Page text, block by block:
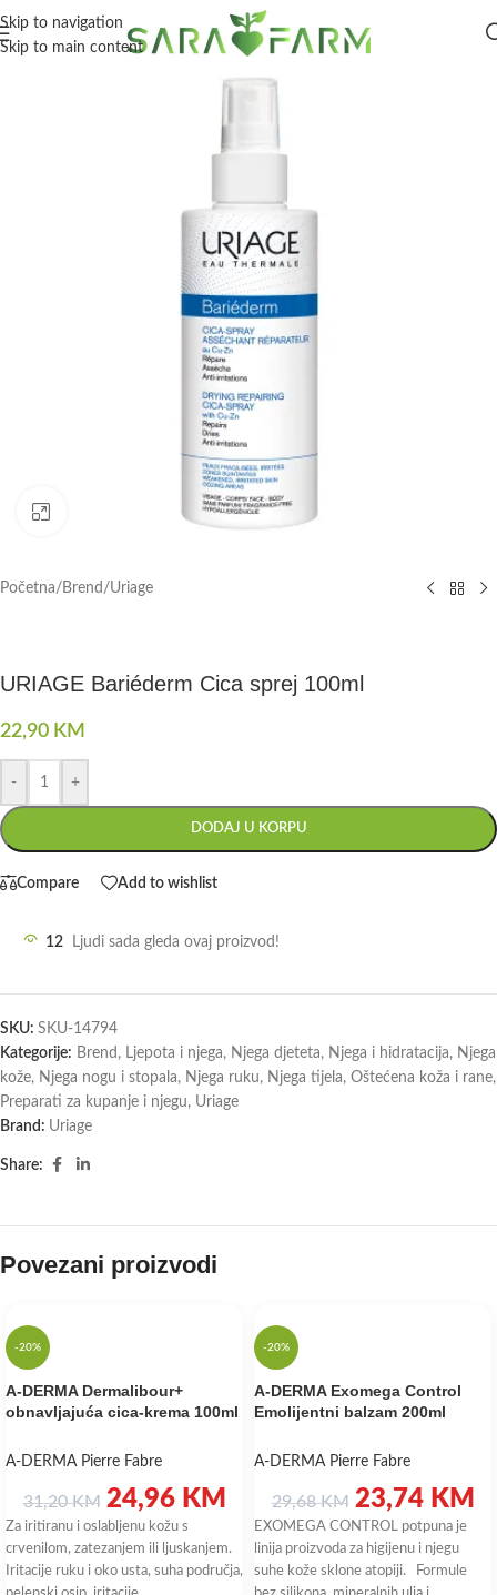
Skip to navigation
Skip to main content
Početna/ Brend /Uriage
URIAGE Bariéderm Cica sprej 100ml
22,90 KM
- +
DODAJ U KORPU
Compare Add to wishlist
12 Ljudi sada gleda ovaj proizvod!
SKU: SKU-14794
Kategorije: Brend , Ljepota i njega, Njega djeteta, Njega i hidratacija, Njega
kože, Njega nogu i stopala, Njega ruku, Njega tijela, Oštećena koža i rane,
Preparati za kupanje i njegu, Uriage
Brand: Uriage
Share:
Povezani proizvodi
-20%
A-DERMA Dermalibour+
obnavljajuća cica-krema 100ml
A-DERMA Pierre Fabre
31,20KM 24,96 KM
Za iritiranu i oslabljenu kožu s
crvenilom, zatezanjem ili ljuskanjem.
Iritacije ruku i oko usta, suha područja,
-20%
A-DERMA Exomega Control
Emolijentni balzam 200ml
A-DERMA Pierre Fabre
29,68KM 23,74 KM
EXOMEGA CONTROL potpuna je
linija proizvoda za higijenu i njegu
suhe kože sklone atopiji. Formule